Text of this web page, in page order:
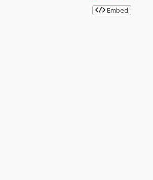
Embed